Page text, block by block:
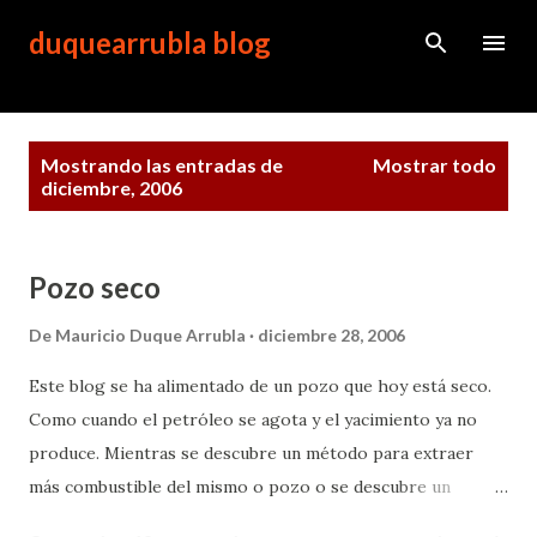
Ir al contenido principal
duquearrubla blog
Mostrando las entradas de
diciembre, 2006
Mostrar todo
Pozo seco
De Mauricio Duque Arrubla diciembre 28, 2006
Este blog se ha alimentado de un pozo que hoy está seco.
Como cuando el petróleo se agota y el yacimiento ya no
produce. Mientras se descubre un método para extraer
más combustible del mismo o pozo o se descubre un